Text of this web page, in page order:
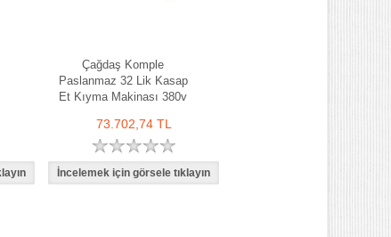
Çağdaş Komple
Paslanmaz 32 Lik Kasap
Et Kıyma Makinası 380v
73.702,74 TL